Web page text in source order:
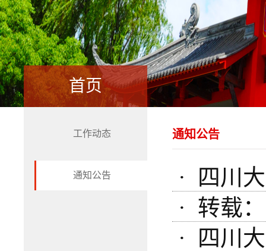
首页
工作动态
通知公告
通知公告
· 四川
· 转载
· 四川